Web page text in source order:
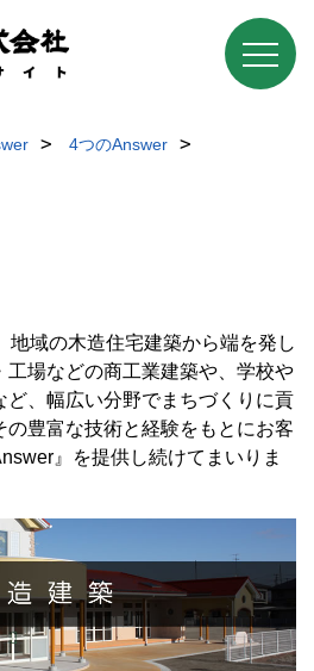
4つのAnswer
地域の木造住宅建築から端を発し
工場などの商工業建築や、学校や
ど、幅広い分野でまちづくりに貢
豊富な技術と経験をもとにお客
』を提供し続けてまいりま